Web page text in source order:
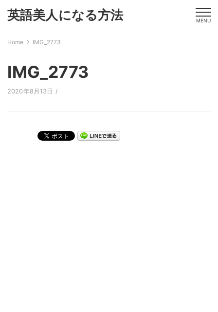
英語美人になる方法 MENU
Home IMG_2773
IMG_2773
2020年8月13日 /